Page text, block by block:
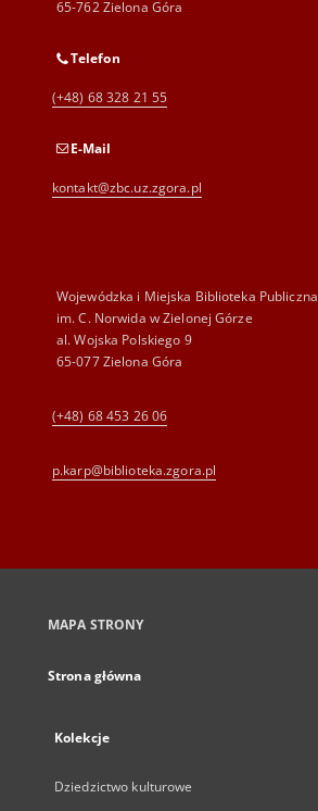
65-762 Zielona Góra
Telefon
(+48) 68 328 21 55
E-Mail
kontakt@zbc.uz.zgora.pl
Wojewódzka i Miejska Biblioteka Publiczna
im. C. Norwida w Zielonej Górze
al. Wojska Polskiego 9
65-077 Zielona Góra
(+48) 68 453 26 06
p.karp@biblioteka.zgora.pl
MAPA STRONY
Strona główna
Kolekcje
Dziedzictwo kulturowe